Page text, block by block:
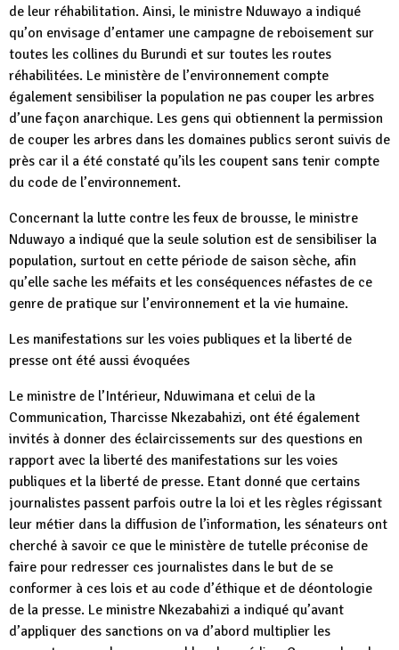
de leur réhabilitation. Ainsi, le ministre Nduwayo a indiqué
qu’on envisage d’entamer une campagne de reboisement sur
toutes les collines du Burundi et sur toutes les routes
réhabilitées. Le ministère de l’environnement compte
également sensibiliser la population ne pas couper les arbres
d’une façon anarchique. Les gens qui obtiennent la permission
de couper les arbres dans les domaines publics seront suivis de
près car il a été constaté qu’ils les coupent sans tenir compte
du code de l’environnement.
Concernant la lutte contre les feux de brousse, le ministre
Nduwayo a indiqué que la seule solution est de sensibiliser la
population, surtout en cette période de saison sèche, afin
qu’elle sache les méfaits et les conséquences néfastes de ce
genre de pratique sur l’environnement et la vie humaine.
Les manifestations sur les voies publiques et la liberté de
presse ont été aussi évoquées
Le ministre de l’Intérieur, Nduwimana et celui de la
Communication, Tharcisse Nkezabahizi, ont été également
invités à donner des éclaircissements sur des questions en
rapport avec la liberté des manifestations sur les voies
publiques et la liberté de presse. Etant donné que certains
journalistes passent parfois outre la loi et les règles régissant
leur métier dans la diffusion de l’information, les sénateurs ont
cherché à savoir ce que le ministère de tutelle préconise de
faire pour redresser ces journalistes dans le but de se
conformer à ces lois et au code d’éthique et de déontologie
de la presse. Le ministre Nkezabahizi a indiqué qu’avant
d’appliquer des sanctions on va d’abord multiplier les